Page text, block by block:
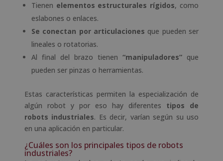
Tienen elementos estructurales rígidos, como
eslabones o enlaces.
Se conectan por articulaciones que pueden ser
lineales o rotatorias.
Al final del brazo tienen“manipuladores” que
pueden ser pinzas o herramientas.
Estas características permiten la especialización de
algún robot y por eso hay diferentes tipos de
robots industriales. Es decir, varían según su uso
en una aplicación en particular.
¿Cuáles son los principales tipos de robots
industriales?